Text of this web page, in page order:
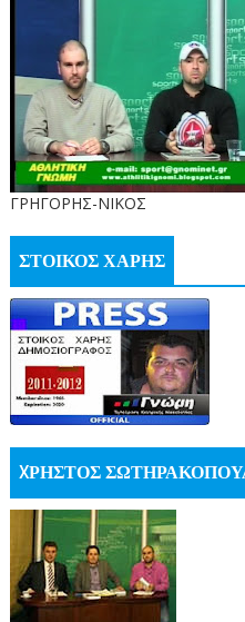
ΓΡΗΓΟΡΗΣ-ΝΙΚΟΣ
ΣΤΟΙΚΟΣ ΧΑΡΗΣ
XΡΗΣΤΟΣ